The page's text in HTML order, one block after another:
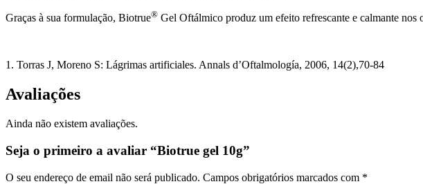
Graças à sua formulação, Biotrue® Gel Oftálmico produz um efeito refrescante e calmante nos
1. Torras J, Moreno S: Lágrimas artificiales. Annals d’Oftalmología, 2006, 14(2),70-84
Avaliações
Ainda não existem avaliações.
Seja o primeiro a avaliar “Biotrue gel 10g”
O seu endereço de email não será publicado. Campos obrigatórios marcados com *